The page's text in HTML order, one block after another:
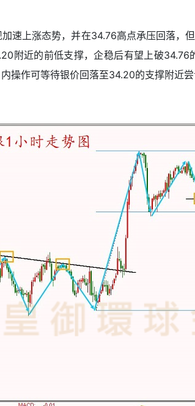
速上涨态势，并在34.76高点承压回落
附近的前低支撑，企稳后有望上破
操作可等待银价回落至34.20的支撑附近尝